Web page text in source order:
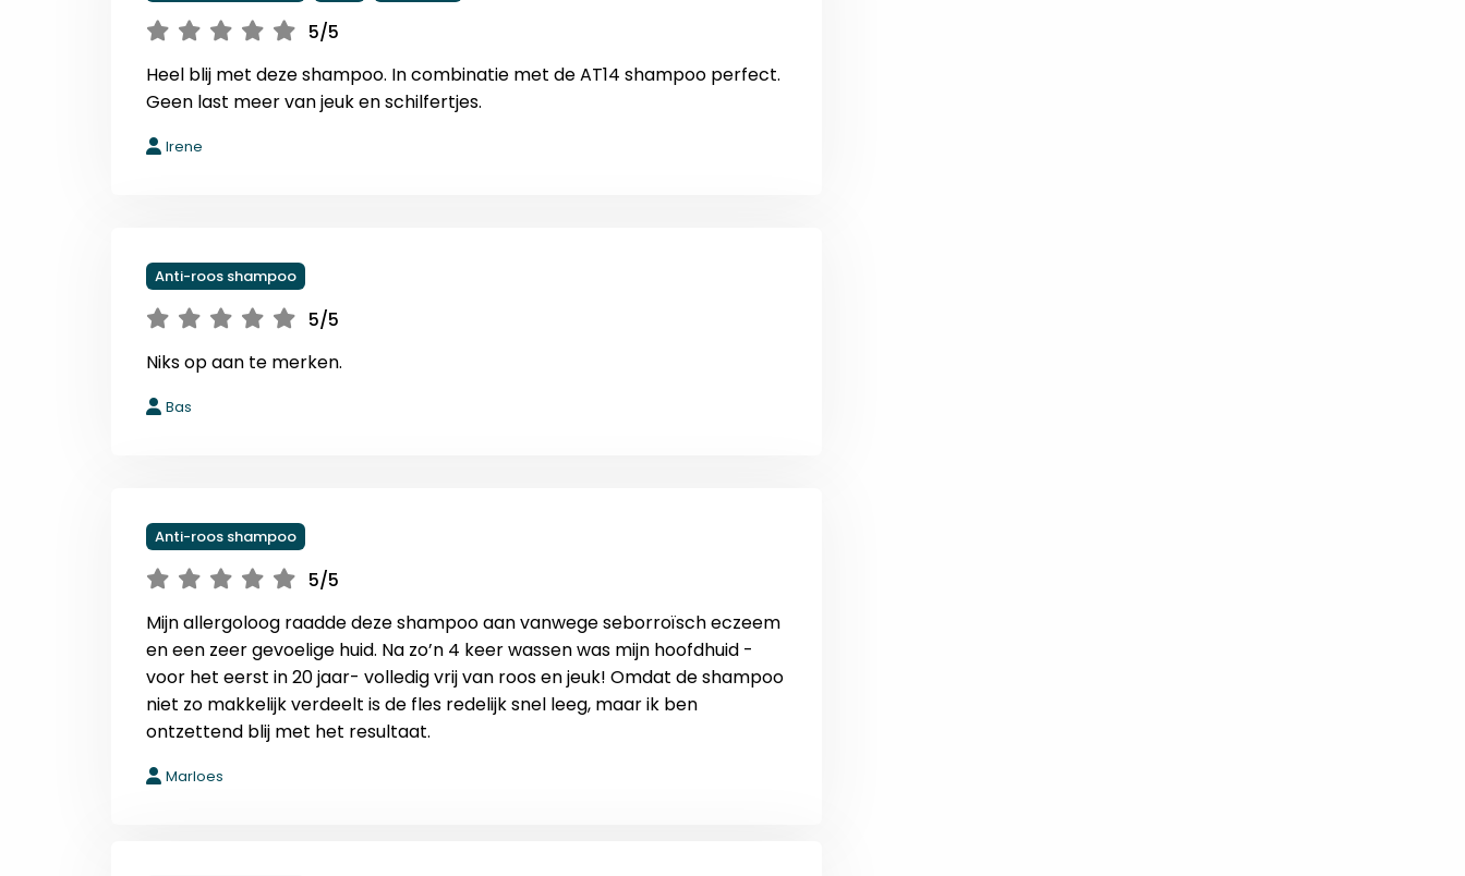
5/5
Heel blij met deze shampoo. In combinatie met de AT14 shampoo perfect.
Geen last meer van jeuk en schilfertjes.
Irene
Anti-roos shampoo
5/5
Niks op aan te merken.
Bas
Anti-roos shampoo
5/5
Mijn allergoloog raadde deze shampoo aan vanwege seborroïsch eczeem
en een zeer gevoelige huid. Na zo’n 4 keer wassen was mijn hoofdhuid -
voor het eerst in 20 jaar- volledig vrij van roos en jeuk! Omdat de shampoo
niet zo makkelijk verdeelt is de fles redelijk snel leeg, maar ik ben
ontzettend blij met het resultaat.
Marloes